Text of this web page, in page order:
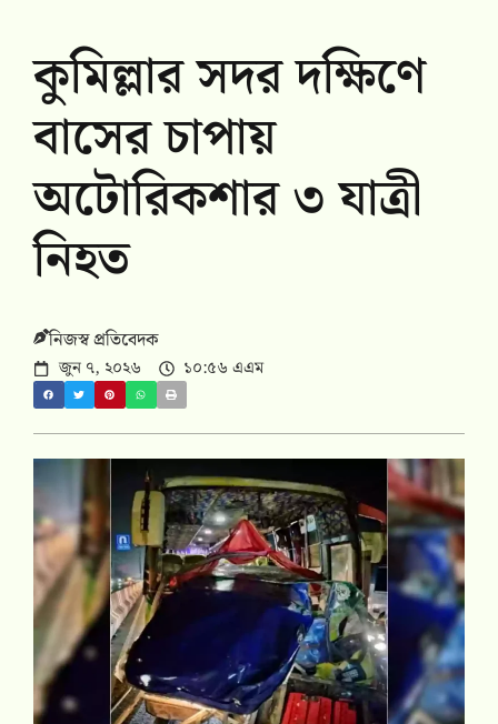
কুমিল্লার সদর দক্ষিণে
বাসের চাপায়
অটোরিকশার ৩ যাত্রী
নিহত
নিজস্ব প্রতিবেদক
জুন ৭, ২০২৬ ১০:৫৬ এএম